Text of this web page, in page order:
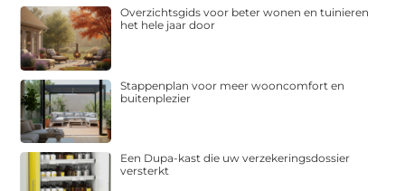
Overzichtsgids voor beter wonen en tuinieren
het hele jaar door
Stappenplan voor meer wooncomfort en
buitenplezier
Een Dupa-kast die uw verzekeringsdossier
versterkt